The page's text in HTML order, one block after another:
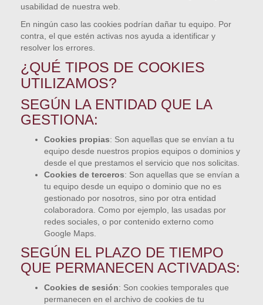
usabilidad de nuestra web.
En ningún caso las cookies podrían dañar tu equipo. Por
contra, el que estén activas nos ayuda a identificar y
resolver los errores.
¿QUÉ TIPOS DE COOKIES
UTILIZAMOS?
SEGÚN LA ENTIDAD QUE LA
GESTIONA:
Cookies propias: Son aquellas que se envían a tu
equipo desde nuestros propios equipos o dominios y
desde el que prestamos el servicio que nos solicitas.
Cookies de terceros: Son aquellas que se envían a
tu equipo desde un equipo o dominio que no es
gestionado por nosotros, sino por otra entidad
colaboradora. Como por ejemplo, las usadas por
redes sociales, o por contenido externo como
Google Maps.
SEGÚN EL PLAZO DE TIEMPO
QUE PERMANECEN ACTIVADAS:
Cookies de sesión: Son cookies temporales que
permanecen en el archivo de cookies de tu